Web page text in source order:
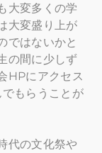
大変多くの学
大変盛り上が
ではないかと
の間に少しず
HPにアクセス
もらうことが
代の文化祭や